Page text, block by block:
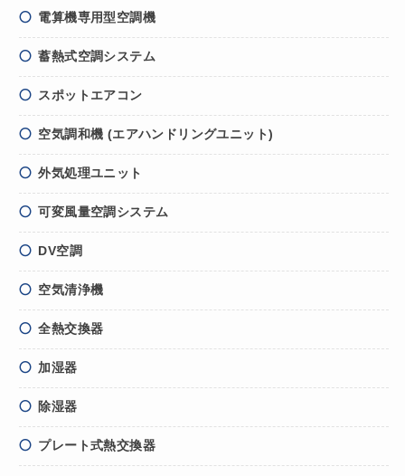
電算機専用型空調機
蓄熱式空調システム
スポットエアコン
空気調和機 (エアハンドリングユニット)
外気処理ユニット
可変風量空調システム
DV空調
空気清浄機
全熱交換器
加湿器
除湿器
プレート式熱交換器